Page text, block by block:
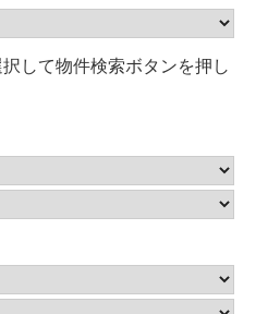
して物件検索ボタンを押し